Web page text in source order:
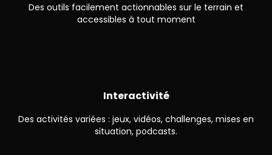
Des outils facilement actionnables sur le terrain et
accessibles à tout moment
Interactivité
Des activités variées : jeux, vidéos, challenges, mises en
situation, podcasts.